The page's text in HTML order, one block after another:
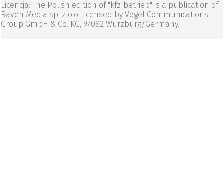
Licencja: The Polish edition of "kfz-betrieb" is a publication of
Raven Media sp. z o.o. licensed by Vogel Communications
Group GmbH & Co. KG, 97082 Wurzburg/Germany.